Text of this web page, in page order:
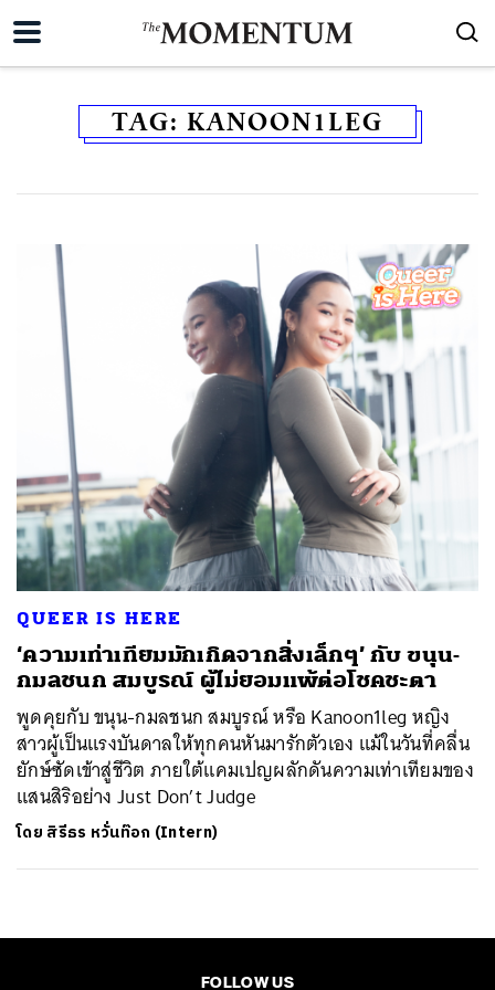
TAG: KANOON1LEG
QUEER IS HERE
‘ความเท่าเทียมมักเกิดจากสิ่งเล็กๆ’ กับ ขนุน-
กมลชนก สมบูรณ์ ผู้ไม่ยอมแพ้ต่อโชคชะตา
พูดคุยกับ ขนุน-กมลชนก สมบูรณ์ หรือ Kanoon1leg หญิง
สาวผู้เป็นแรงบันดาลให้ทุกคนหันมารักตัวเอง แม้ในวันที่คลื่น
ยักษ์ซัดเข้าสู่ชีวิต ภายใต้แคมเปญผลักดันความเท่าเทียมของ
แสนสิริอย่าง Just Don’t Judge
โดย สิรีธร หวั่นท๊อก (Intern)
FOLLOW US
ค้นหา
SHARE TWEET LINE EMAIL